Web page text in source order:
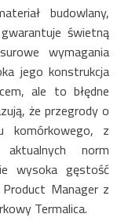
budowlany,
świetną
wymagania
jego konstrukcja
ale to błędne
że przegrody o
komórkowego, z
aktualnych norm
wysoka gęstość
Manager z
Termalica.